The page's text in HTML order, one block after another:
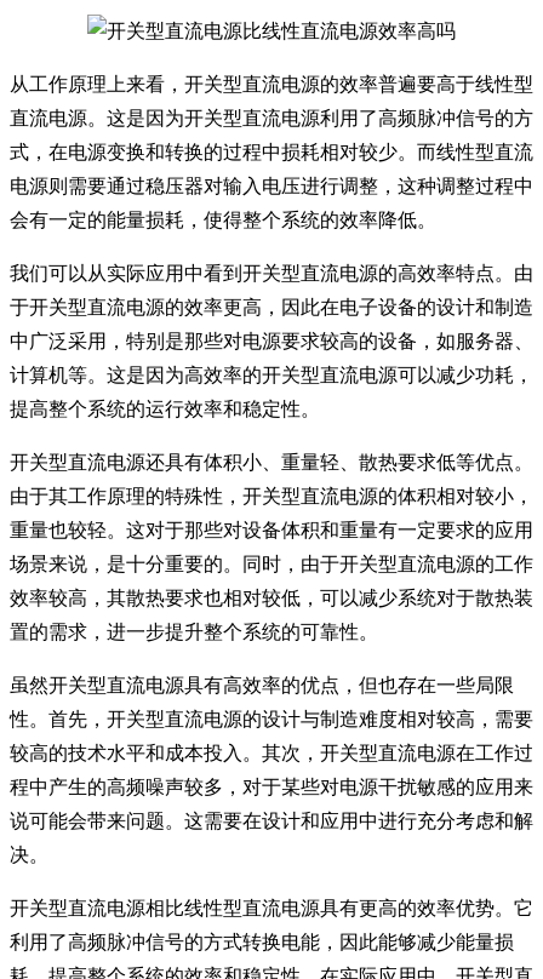
从工作原理上来看，开关型直流电源的效率普遍要高于线性型
直流电源。这是因为开关型直流电源利用了高频脉冲信号的方
式，在电源变换和转换的过程中损耗相对较少。而线性型直流
电源则需要通过稳压器对输入电压进行调整，这种调整过程中
会有一定的能量损耗，使得整个系统的效率降低。
我们可以从实际应用中看到开关型直流电源的高效率特点。由
于开关型直流电源的效率更高，因此在电子设备的设计和制造
中广泛采用，特别是那些对电源要求较高的设备，如服务器、
计算机等。这是因为高效率的开关型直流电源可以减少功耗，
提高整个系统的运行效率和稳定性。
开关型直流电源还具有体积小、重量轻、散热要求低等优点。
由于其工作原理的特殊性，开关型直流电源的体积相对较小，
重量也较轻。这对于那些对设备体积和重量有一定要求的应用
场景来说，是十分重要的。同时，由于开关型直流电源的工作
效率较高，其散热要求也相对较低，可以减少系统对于散热装
置的需求，进一步提升整个系统的可靠性。
虽然开关型直流电源具有高效率的优点，但也存在一些局限
性。首先，开关型直流电源的设计与制造难度相对较高，需要
较高的技术水平和成本投入。其次，开关型直流电源在工作过
程中产生的高频噪声较多，对于某些对电源干扰敏感的应用来
说可能会带来问题。这需要在设计和应用中进行充分考虑和解
决。
开关型直流电源相比线性型直流电源具有更高的效率优势。它
利用了高频脉冲信号的方式转换电能，因此能够减少能量损